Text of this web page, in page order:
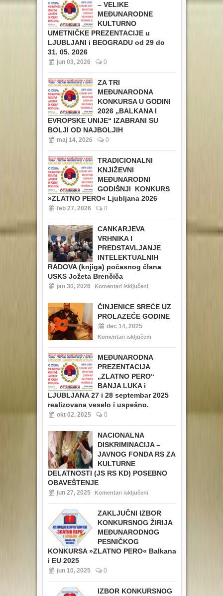
– VELIKE
MEĐUNARODNE
KULTURNO
UMETNIČKE PREZENTACIJE u
LJUBLJANI i BEOGRADU od 29 do
31. 05. 2026
jun 03, 2026 0
ZA TRI
MEĐUNARODNA
KONKURSA U GODINI
2026 „BALKANA I
EVROPSKE UNIJE“ IZABRANI SU
BOLJI OD NAJBOLJIH
maj 14, 2026 0
TRADICIONALNI
KNJIŽEVNI
MEĐUNARODNI
GODIŠNJI KONKURS
»ZLATNO PERO« Ljubljana 2026
feb 27, 2026 0
CANKARJEVA
VRHNIKA I
PREDSTAVLJANJE
INTELEKTUALNIH
RADOVA (knjiga) počasnog člana
USKS Jožeta Brenčiča
jan 30, 2026 Komentari isključeni
ČINJENICE SREĆE UZ
PROLAZEĆE GODINE
dec 14, 2025
Komentari isključeni
MEĐUNARODNA
PREZENTACIJA
„ZLATNO PERO“
BANJA LUKA i
LJUBLJANA 27 i 28 septembar 2025
realizovana veselo i uspešno.
okt 02, 2025 0
NACIONALNA
DISKRIMINACIJA –
JAVNOG FONDA RS ZA
KULTURNE
DELATNOSTI (JS RS KD) POSEBNO
OBAVEŠTENJE
jun 27, 2025 Komentari isključeni
ZAKLJUČNI IZBOR
KONKURSNOG ŽIRIJA
MEĐUNARODNOG
PESNIČKOG
KONKURSA »ZLATNO PERO« Balkana
i EU 2025
jun 10, 2025 0
IZBOR KONKURSNOG